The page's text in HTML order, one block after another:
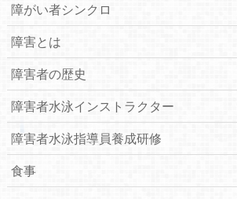
障がい者シンクロ
障害とは
障害者の歴史
障害者水泳インストラクター
障害者水泳指導員養成研修
食事